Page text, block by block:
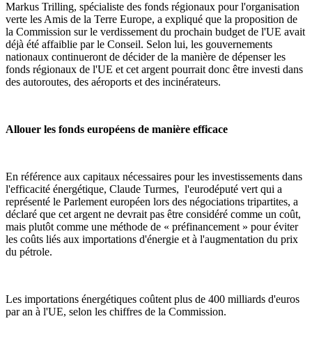
Markus Trilling, spécialiste des fonds régionaux pour l'organisation
verte les Amis de la Terre Europe, a expliqué que la proposition de
la Commission sur le verdissement du prochain budget de l'UE avait
déjà été affaiblie par le Conseil. Selon lui, les gouvernements
nationaux continueront de décider de la manière de dépenser les
fonds régionaux de l'UE et cet argent pourrait donc être investi dans
des autoroutes, des aéroports et des incinérateurs.
Allouer les fonds européens de manière efficace
En référence aux capitaux nécessaires pour les investissements dans
l'efficacité énergétique, Claude Turmes, l'eurodéputé vert qui a
représenté le Parlement européen lors des négociations tripartites, a
déclaré que cet argent ne devrait pas être considéré comme un coût,
mais plutôt comme une méthode de « préfinancement » pour éviter
les coûts liés aux importations d'énergie et à l'augmentation du prix
du pétrole.
Les importations énergétiques coûtent plus de 400 milliards d'euros
par an à l'UE, selon les chiffres de la Commission.